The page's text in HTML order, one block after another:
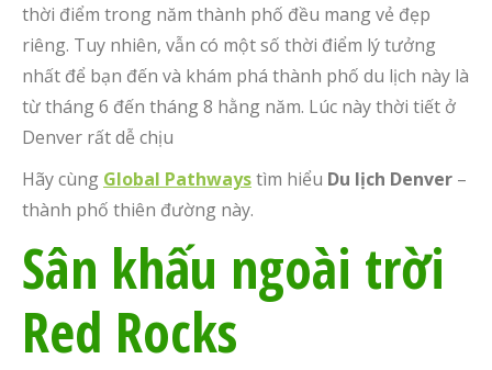
thời điểm trong năm thành phố đều mang vẻ đẹp
riêng. Tuy nhiên, vẫn có một số thời điểm lý tưởng
nhất để bạn đến và khám phá thành phố du lịch này là
từ tháng 6 đến tháng 8 hằng năm. Lúc này thời tiết ở
Denver rất dễ chịu
Hãy cùng Global Pathwaystìm hiểu Du lịch Denver –
thành phố thiên đường này.
Sân khấu ngoài trời
Red Rocks